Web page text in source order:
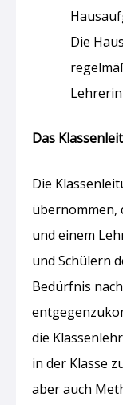
Die
Das
Die
übernommen,
und einem
und Schülern
Bedürfnis
die
in der Klasse
aber auch